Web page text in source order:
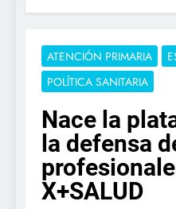
ATENCIÓN PRIMARIA
POLÍTICA SANITARIA
Nace la
la defensa
X+SALUD